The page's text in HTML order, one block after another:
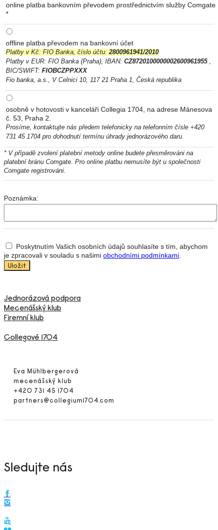
online platba bankovním převodem prostřednictvím služby Comgate
*
offline platba převodem na bankovní účet
Platby v Kč: FIO Banka, číslo účtu: 2800961941/2010
Platby v EUR: FIO Banka (Praha), IBAN: CZ8720100000002600961955,
BIC/SWIFT: FIOBCZPPXXX
Fio banka, a.s., V Celnici 10, 117 21 Praha 1, Česká republika
osobně v hotovosti v kanceláři Collegia 1704, na adrese Mánesova
č. 53, Praha 2.
Prosíme, kontaktujte nás předem telefonicky na telefonním čísle +420
731 45 1704 pro dohodnutí termínu úhrady jednorázového daru.
* V případě zvolení platební metody online budete přesměrováni na
platební bránu Comgate. Pro online platbu nemusíte být u společnosti
Comgate registrováni.
Poznámka:
Poskytnutím Vašich osobních údajů souhlasíte s tím, abychom
je zpracovali v souladu s našimi obchodními podmínkami
Jednorázová podpora
Mecenášský klub
Firemní klub
Collegové 1704
Eva Mühlbergerová
mecenášský klub
+420 731 45 1704
partners@collegium1704.com
Sledujte nás